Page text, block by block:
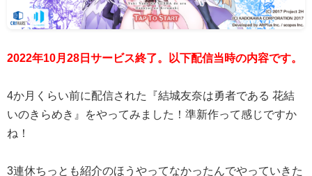
2022年10月28日サービス終了。以下配信当時の内容です。
4か月くらい前に配信された『結城友奈は勇者である 花結
いのきらめき』をやってみました！準新作って感じですか
ね！
3連休ちっとも紹介のほうやってなかったんでやっていきた